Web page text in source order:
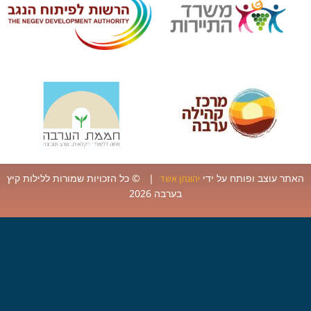
עוצב ופותח על ידייהונתן אשד | © כל הזכויות שמורות ללילות קיץ
בערבה 2026